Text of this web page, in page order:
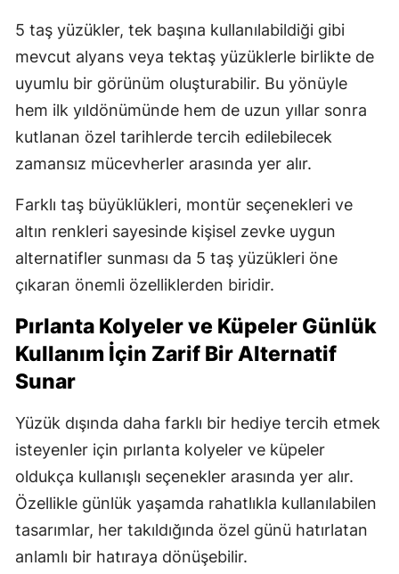
Nevşehir
Niğde
Ordu
Rize
Sakarya
Samsun
Siirt
Sinop
Sivas
Tekirdağ
Trabzon
Tunceli
Şanlıurfa
Uşak
5 taş yüzükler, tek başına kullanılabildiği gibi
mevcut alyans veya tektaş yüzüklerle birlikte de
uyumlu bir görünüm oluşturabilir. Bu yönüyle
hem ilk yıldönümünde hem de uzun yıllar sonra
kutlanan özel tarihlerde tercih edilebilecek
zamansız mücevherler arasında yer alır.
Farklı taş büyüklükleri, montür seçenekleri ve
altın renkleri sayesinde kişisel zevke uygun
alternatifler sunması da 5 taş yüzükleri öne
çıkaran önemli özelliklerden biridir.
Pırlanta Kolyeler ve Küpeler Günlük
Kullanım İçin Zarif Bir Alternatif
Sunar
Yüzük dışında daha farklı bir hediye tercih etmek
isteyenler için pırlanta kolyeler ve küpeler
oldukça kullanışlı seçenekler arasında yer alır.
Özellikle günlük yaşamda rahatlıkla kullanılabilen
tasarımlar, her takıldığında özel günü hatırlatan
anlamlı bir hatıraya dönüşebilir.